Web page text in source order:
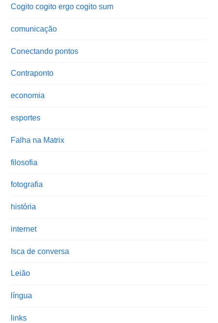
Cogito cogito ergo cogito sum
comunicação
Conectando pontos
Contraponto
economia
esportes
Falha na Matrix
filosofia
fotografia
história
internet
Isca de conversa
Leião
língua
links